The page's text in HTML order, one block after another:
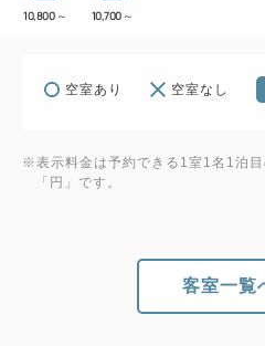
10,800 ～ 10,700 ～
空室あり 空室なし
※表示料金は予約できる1室1名1泊
「円」です。
客室一覧